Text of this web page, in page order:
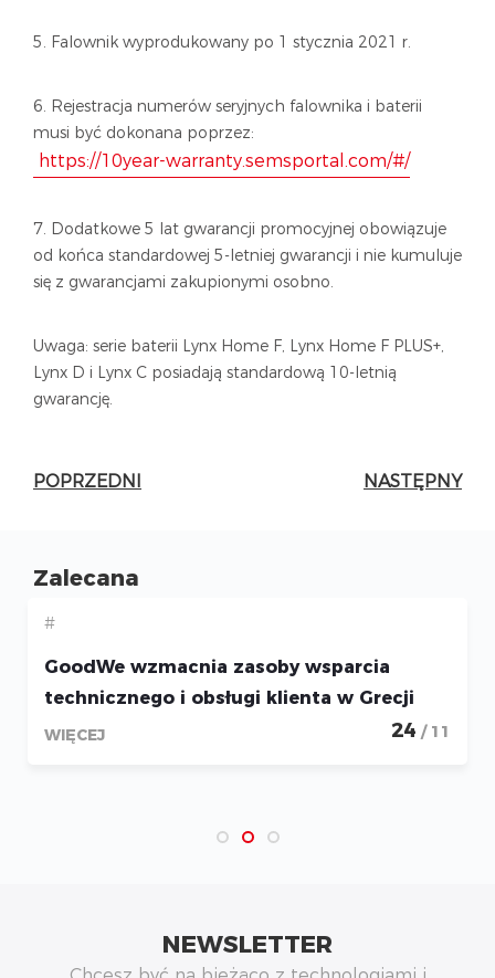
5. Falownik wyprodukowany po 1 stycznia 2021 r.
6. Rejestracja numerów seryjnych falownika i baterii
musi być dokonana poprzez:
https://10year-warranty.semsportal.com/#/
7. Dodatkowe 5 lat gwarancji promocyjnej obowiązuje
od końca standardowej 5-letniej gwarancji i nie kumuluje
się z gwarancjami zakupionymi osobno.
Uwaga: serie baterii Lynx Home F, Lynx Home F PLUS+,
Lynx D i Lynx C posiadają standardową 10-letnią
gwarancję.
POPRZEDNI NASTĘPNY
Zalecana
#
GoodWe wzmacnia zasoby wsparcia
technicznego i obsługi klienta w Grecji
WIĘCEJ 24 / 11
NEWSLETTER